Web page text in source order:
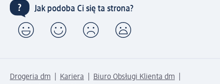
Jak podoba Ci się ta strona?
Drogeria dm Kariera
Biuro Obsługi Klienta dm